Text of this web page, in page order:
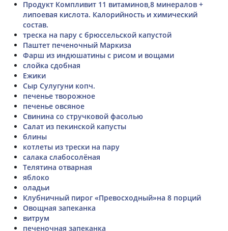
Продукт Компливит 11 витаминов,8 минералов +
липоевая кислота. Калорийность и химический
состав.
треска на пару с брюссельской капустой
Паштет печеночный Маркиза
Фарш из индюшатины с рисом и вощами
слойка сдобная
Ежики
Сыр Сулугуни копч.
печенье творожное
печенье овсяное
Свинина со стручковой фасолью
Салат из пекинской капусты
блины
котлеты из трески на пару
салака слабосолёная
Телятина отварная
яблоко
оладьи
Клубничный пирог «Превосходный»на 8 порций
Овощная запеканка
витрум
печеночная запеканка